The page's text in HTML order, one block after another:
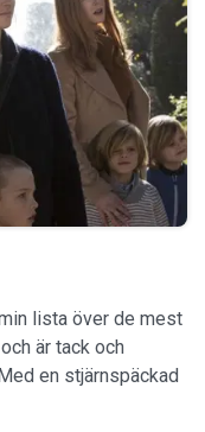
lista över de mest
är tack och
en stjärnspäckad